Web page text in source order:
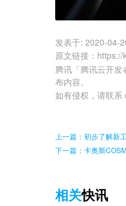
发表于: 2020-04-
原文链接 ： https://
腾讯「腾讯云开
布内容。
如有侵权，请联系
上一篇：初步了解新
下一篇：卡奥斯
相关快讯